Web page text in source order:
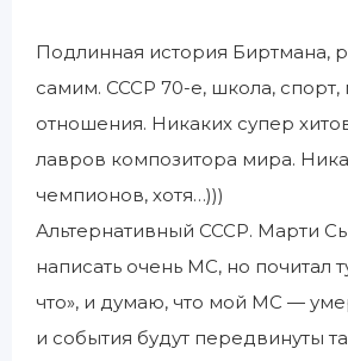
Подлинная история Биртмана,
самим. СССР 70-е, школа, спорт,
отношения. Никаких супер
лавров композитора мира.
чемпионов, хотя…)))
Альтернативный СССР. Марти
написать очень МС, но почитал
что», и думаю, что мой МС —
и события будут передвинуты